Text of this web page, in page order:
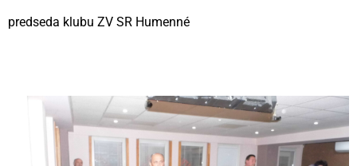
predseda klubu ZV SR Humenné